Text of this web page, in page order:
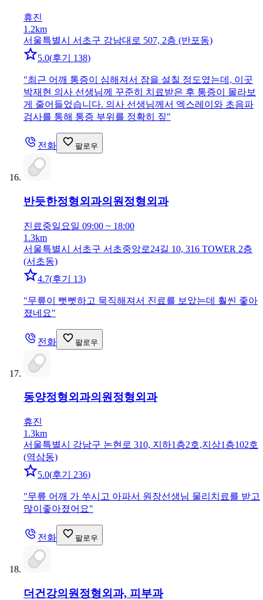
휴진
1.2km
서울특별시 서초구 강남대로 507, 2층 (반포동)
5.0(후기 138)
"최근 어깨 통증이 심해져서 잠을 설칠 정도였는데, 이곳
박재현 의사 선생님께 꾸준히 치료받은 후 통증이 몰라보
게 줄어들었습니다. 의사 선생님께서 엑스레이와 초음파
검사를 통해 통증 부위를 정확히 짚"
전화 팔로우
반듯한정형외과의원 정형외과
진료중일요일 09:00 ~ 18:00
1.3km
서울특별시 서초구 서초중앙로24길 10, 316 TOWER 2층
(서초동)
4.7(후기 13)
"무릎이 뻣뻣하고 묵직해져서 진료를 보았는데 훨씬 좋아
졌네요"
전화 팔로우
동양정형외과의원정형외과
휴진
1.3km
서울특별시 강남구 논현로 310, 지하1층2호,지상1층102호
(역삼동)
5.0(후기 236)
"무릎 어깨 가 쑤시고 아파서 원장선생님 물리치료를 받고
많이좋아졌어요"
전화 팔로우
더건강의원 정형외과, 피부과